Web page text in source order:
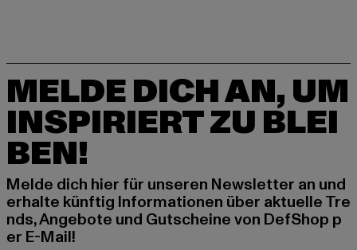
MELDE DICH AN, UM
INSPIRIERT ZU BLEI
BEN!
Melde dich hier für unseren Newsletter an und
erhalte künftig Informationen über aktuelle Tre
nds, Angebote und Gutscheine von DefShop p
er E-Mail!